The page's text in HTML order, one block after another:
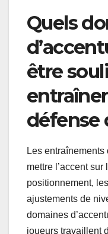
Quels
être
défense
Les
mettre l’accent
positionnement,
ajustements de
domaines
joueurs travaillent